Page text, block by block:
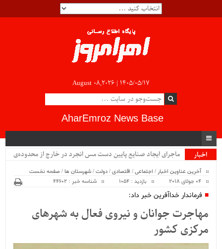
August 08,2026 | ۱۴۰۵/۰۵/۱۷
AharEmroz News Base
اخبار
ماجرای ایجاد صنایع پایین دست مس انجرد در خارج از محدوده‌ی
آخرین عناوین اخبار / اجتماعی/ اقتصادی/دولت/شهرستان ها/صفحه نخست
04 جولای 2018
بازدید : 1054 شناسه خبر : 44602
فرماندار خداآفرین خبر داد:
مهاجرت جوانان و نیروی فعال به شهرهای
مرکزی کشور